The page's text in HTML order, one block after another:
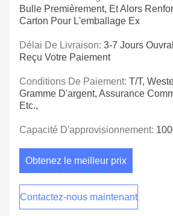
Bulle Premièrement, Et Alors
Carton Pour L'emballage Ex
Délai De Livraison: 3-7 Jours
Reçu Votre Paiement
Conditions De Paiement: T/T,
Gramme D'argent, Assurance
Etc.,
Capacité D'approvisionnement:
Obtenez le meilleur prix
Contactez-nous maintenant